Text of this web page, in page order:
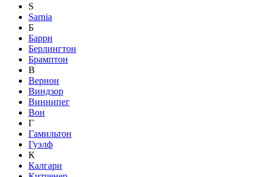
S
Sarnia
Б
Барри
Берлингтон
Брамптон
В
Вернон
Виндзор
Виннипег
Вон
Г
Гамильтон
Гуэлф
К
Калгари